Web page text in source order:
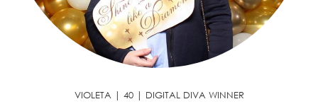
VIOLETA | 40 | DIGITAL DIVA WINNER